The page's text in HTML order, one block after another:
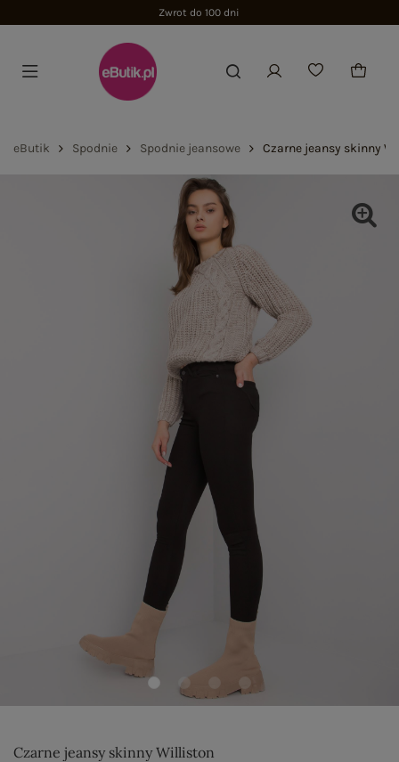
Zwrot do 100 dni
eButik Spodnie Spodnie jeansowe Czarne jeansy skinny
Czarne jeansy skinny Williston